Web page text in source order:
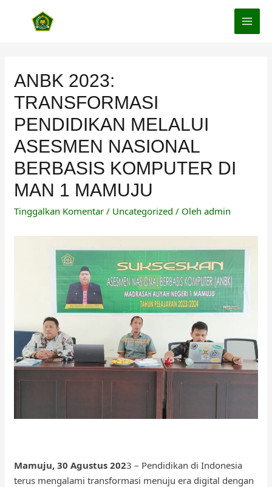
ANBK 2023:
TRANSFORMASI
PENDIDIKAN MELALUI
ASESMEN NASIONAL
BERBASIS KOMPUTER DI
MAN 1 MAMUJU
Tinggalkan Komentar / Uncategorized / Olehadmin
Mamuju, 30 Agustus 2023 – Pendidikan di Indonesia
terus mengalami transformasi menuju era digital dengan